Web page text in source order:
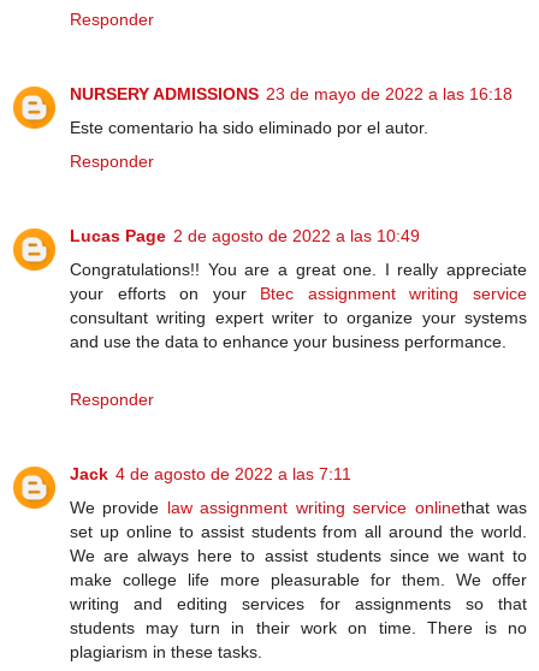
Responder
NURSERY ADMISSIONS 23 de mayo de 2022 a las 16:18
Este comentario ha sido eliminado por el autor.
Responder
Lucas Page 2 de agosto de 2022 a las 10:49
Congratulations!! You are a great one. I really appreciate
your efforts on your Btec assignment writing service
consultant writing expert writer to organize your systems
and use the data to enhance your business performance.
Responder
Jack 4 de agosto de 2022 a las 7:11
We provide law assignment writing service onlinethat was
set up online to assist students from all around the world.
We are always here to assist students since we want to
make college life more pleasurable for them. We offer
writing and editing services for assignments so that
students may turn in their work on time. There is no
plagiarism in these tasks.